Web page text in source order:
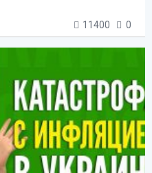
11400 0